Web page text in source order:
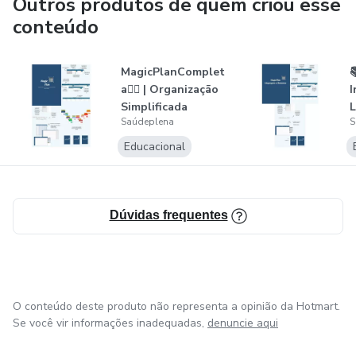
conteúdo
MagicPlanComplet
a🧙‍♂️ | Organização
Simplificada
Saúdeplena
Educacional
Dúvidas frequentes
O conteúdo deste produto não representa a opinião da Hotmart.
Se você vir informações inadequadas, denuncie aqui